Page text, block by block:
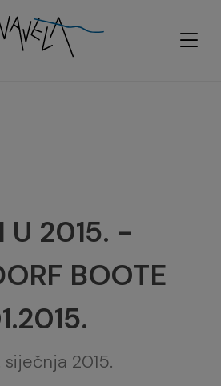
U 2015. -
BOOTE
siječnja 2015.